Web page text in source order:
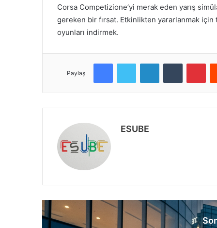
Corsa Competizione’yi merak eden yarış
gereken bir fırsat. Etkinlikten yararlanmak için
oyunları indirmek.
Paylaş
ESUBE
e